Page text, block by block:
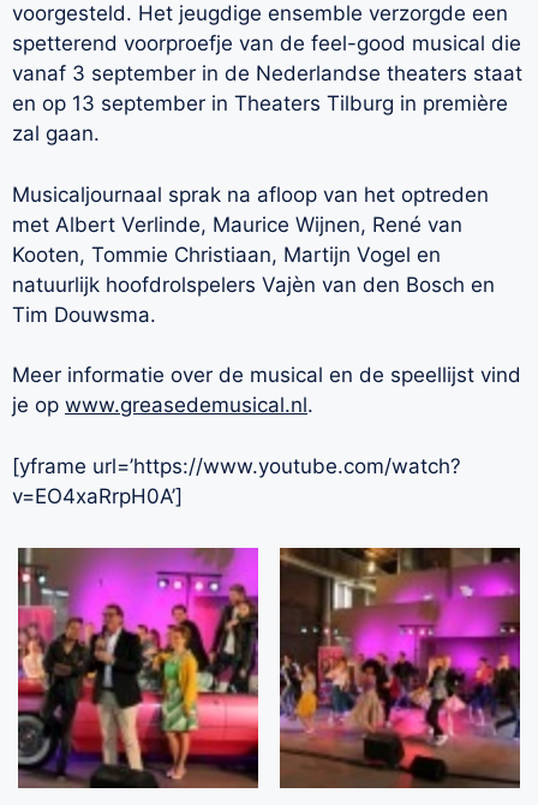
voorgesteld. Het jeugdige ensemble verzorgde een
spetterend voorproefje van de feel-good musical die
vanaf 3 september in de Nederlandse theaters staat
en op 13 september in Theaters Tilburg in première
zal gaan.
Musicaljournaal sprak na afloop van het optreden
met Albert Verlinde, Maurice Wijnen, René van
Kooten, Tommie Christiaan, Martijn Vogel en
natuurlijk hoofdrolspelers Vajèn van den Bosch en
Tim Douwsma.
Meer informatie over de musical en de speellijst vind
je op www.greasedemusical.nl.
[yframe url=’https://www.youtube.com/watch?
v=EO4xaRrpH0A’]